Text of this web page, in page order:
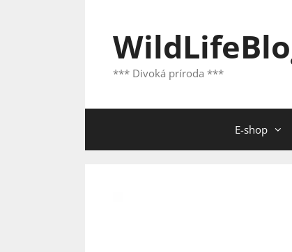
*** Divoká príroda ***
E-shop